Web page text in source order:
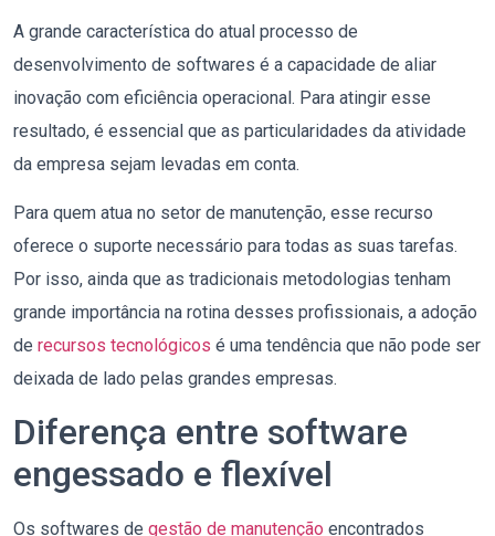
A grande característica do atual processo de
desenvolvimento de softwares é a capacidade de aliar
inovação com eficiência operacional. Para atingir esse
resultado, é essencial que as particularidades da atividade
da empresa sejam levadas em conta.
Para quem atua no setor de manutenção, esse recurso
oferece o suporte necessário para todas as suas tarefas.
Por isso, ainda que as tradicionais metodologias tenham
grande importância na rotina desses profissionais, a adoção
de recursos tecnológicos é uma tendência que não pode ser
deixada de lado pelas grandes empresas.
Diferença entre software
engessado e flexível
Os softwares de gestão de manutenção encontrados